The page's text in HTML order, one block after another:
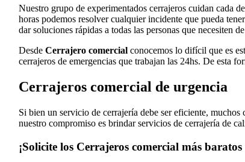
Nuestro grupo de experimentados cerrajeros cuidan cada
horas podemos resolver cualquier incidente que pueda
dar soluciones rápidas a todas las personas que necesiten
DesdeCerrajero comercialconocemos lo difícil que es
cerrajeros de emergencias que trabajan las 24hs. De esta
Cerrajeros comercial de urgencia
Si bien un servicio de cerrajería debe ser eficiente,
nuestro compromiso es brindar servicios de cerrajería de
¡Solicite los Cerrajeros comercial más